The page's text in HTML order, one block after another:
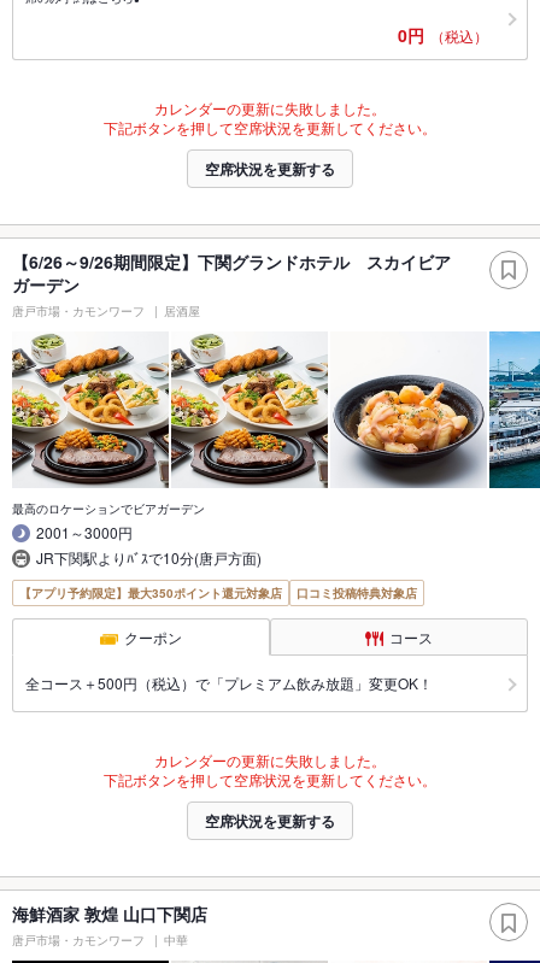
0円 （税込）
カレンダーの更新に失敗しました。
下記ボタンを押して空席状況を更新してください。
空席状況を更新する
【6/26～9/26期間限定】下関グランドホテル スカイビア
ガーデン
唐戸市場・カモンワーフ 居酒屋
最高のロケーションでビアガーデン
2001～3000円
JR下関駅よりﾊﾞｽで10分(唐戸方面)
【アプリ予約限定】最大350ポイント還元対象店 口コミ投稿特典対象店
クーポン コース
全コース＋500円（税込）で「プレミアム飲み放題」変更OK！
カレンダーの更新に失敗しました。
下記ボタンを押して空席状況を更新してください。
空席状況を更新する
海鮮酒家 敦煌 山口下関店
唐戸市場・カモンワーフ 中華